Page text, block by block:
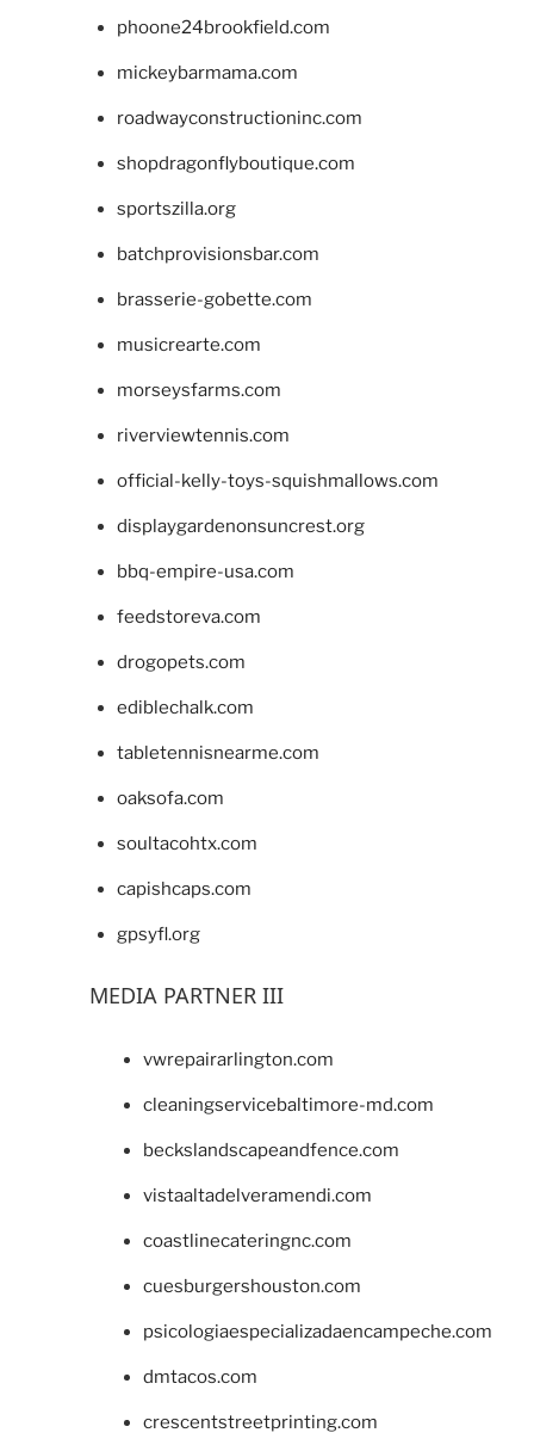
phoone24brookfield.com
mickeybarmama.com
roadwayconstructioninc.com
shopdragonflyboutique.com
sportszilla.org
batchprovisionsbar.com
brasserie-gobette.com
musicrearte.com
morseysfarms.com
riverviewtennis.com
official-kelly-toys-squishmallows.com
displaygardenonsuncrest.org
bbq-empire-usa.com
feedstoreva.com
drogopets.com
ediblechalk.com
tabletennisnearme.com
oaksofa.com
soultacohtx.com
capishcaps.com
gpsyfl.org
MEDIA PARTNER III
vwrepairarlington.com
cleaningservicebaltimore-md.com
beckslandscapeandfence.com
vistaaltadelveramendi.com
coastlinecateringnc.com
cuesburgershouston.com
psicologiaespecializadaencampeche.com
dmtacos.com
crescentstreetprinting.com